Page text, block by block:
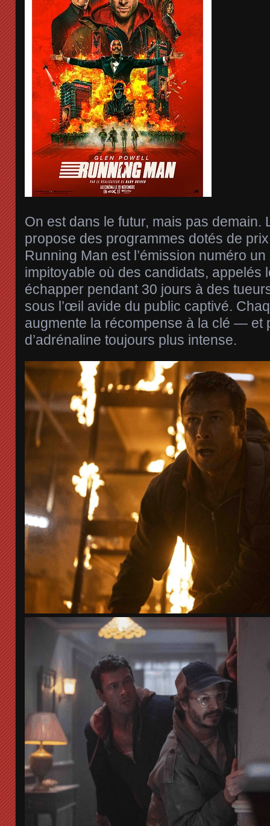
On est dans le futur, mais pas demain.
propose des programmes dotés de
Running Man est l’émission numéro
impitoyable où des candidats, appelés
échapper pendant 30 jours à des
sous l’œil avide du public captivé.
augmente la récompense à la clé — et
d’adrénaline toujours plus intense.